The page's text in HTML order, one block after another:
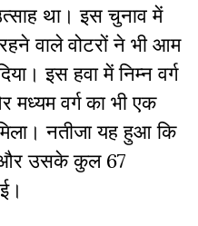
था। इस चुनाव में
वाले वोटरों ने भी आम
इस हवा में निम्न वर्ग
मध्यम वर्ग का भी एक
नतीजा यह हुआ कि
और उसके कुल 67